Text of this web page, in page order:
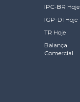
IPC-BR Hoje
IGP-DI Hoje
TR Hoje
Balança
Comercial